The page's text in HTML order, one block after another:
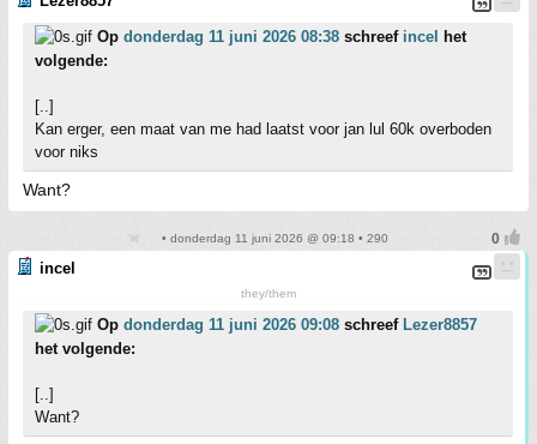
Op donderdag 11 juni 2026 08:38 schreef incel
het
volgende:
[..]
Kan erger, een maat van me had laatst voor jan lul 60k overboden
voor niks
Want?
• donderdag 11 juni 2026 @ 09:18 • 290
incel
they/them
Op donderdag 11 juni 2026 09:08 schreef Lezer8857
het volgende:
[..]
Want?